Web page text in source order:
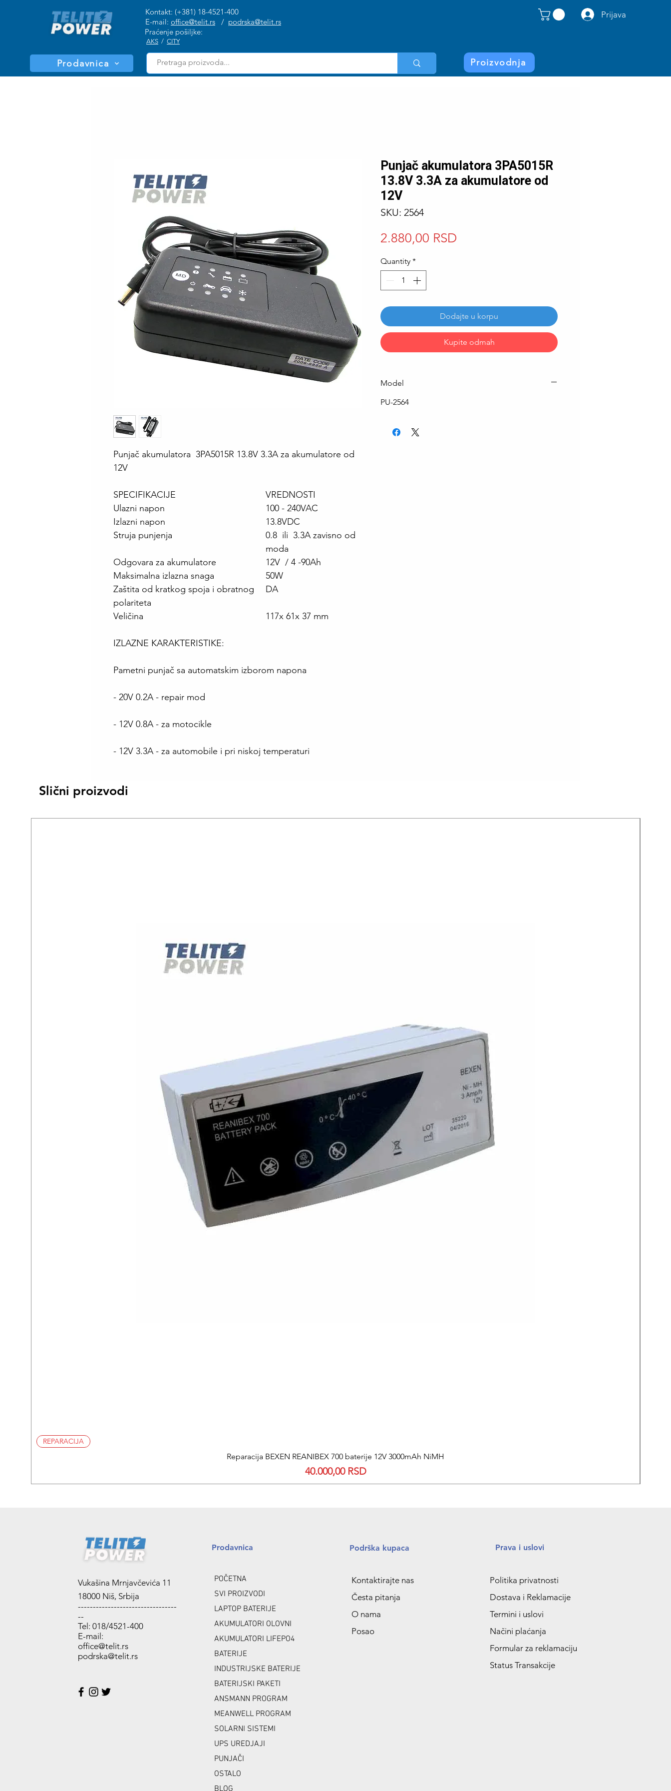
Kontakt: (+381) 18-4521-400
E-mail: office@telit.rs / podrska@telit.rs
Praćenje pošiljke:
AKS / CITY
Prijava
Prodavnica Proizvodnja
Punjač akumulatora 3PA5015R 13.8V 3.3A za akumulatore od
12V
SPECIFIKACIJE
VREDNOSTI
Ulazni napon
100 - 240VAC
Izlazni napon
13.8VDC
Struja punjenja
0.8 ili 3.3A zavisno od
moda
Odgovara za akumulatore
12V / 4 -90Ah
Maksimalna izlazna snaga
50W
Zaštita od kratkog spoja i obratnog
polariteta
DA
Veličina 117x 61x 37 mm
IZLAZNE KARAKTERISTIKE:
Pametni punjač sa automatskim izborom napona
- 20V 0.2A - repair mod
- 12V 0.8A - za motocikle
- 12V 3.3A - za automobile i pri niskoj temperaturi
Punjač akumulatora 3PA5015R
13.8V 3.3A za akumulatore od
12V
SKU: 2564
2.880,00 RSD
Quantity *
Dodajte u korpu
Kupite odmah
Model
PU-2564
Slični proizvodi
REPARACIJA
Reparacija BEXEN REANIBEX 700 baterije 12V 3000mAh NiMH
Price
40.000,00 RSD
Vukašina Mrnjavčevića 11
18000 Niš, Srbija
---------------------------------
--
Tel: 018/4521-400
E-mail:
office@telit.rs
podrska@telit.rs
Prodavnica
POČETNA
SVI PROIZVODI
LAPTOP BATERIJE
AKUMULATORI OLOVNI
AKUMULATORI LIFEPO4
BATERIJE
INDUSTRIJSKE BATERIJE
BATERIJSKI PAKETI
ANSMANN PROGRAM
MEANWELL PROGRAM
SOLARNI SISTEMI
UPS UREDJAJI
PUNJAČI
OSTALO
Podrška kupaca
Kontaktirajte nas
Česta pitanja
O nama
Posao
Prava i uslovi
Politika privatnosti
Dostava i Reklamacije
Termini i uslovi
Načini plaćanja
Formular za reklamaciju
Status Transakcije